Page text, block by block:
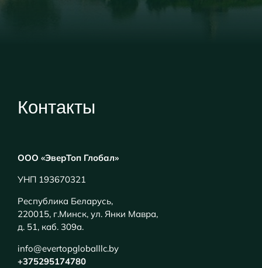
Контакты
ООО «ЭверТоп Глобал»
УНП 193670321
Республика Беларусь,
220015, г.Минск, ул. Янки Мавра,
д. 51, каб. 309а.
info@evertopgloballlc.by
+375295174780